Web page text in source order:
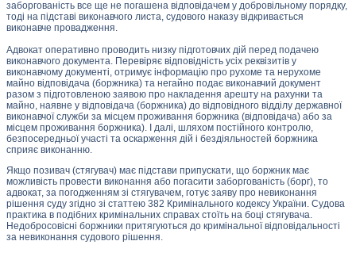
заборгованість все ще не погашена відповідачем у добровільному порядку,
тоді на підставі виконавчого листа, судового наказу відкривається
виконавче провадження.
Адвокат оперативно проводить низку підготовчих дій перед подачею
виконавчого документа. Перевіряє відповідність усіх реквізитів у
виконавчому документі, отримує інформацію про рухоме та нерухоме
майно відповідача (боржника) та негайно подає виконавчий документ
разом з підготовленою заявою про накладення арешту на рахунки та
майно, наявне у відповідача (боржника) до відповідного відділу державної
виконавчої служби за місцем проживання боржника (відповідача) або за
місцем проживання боржника). І далі, шляхом постійного контролю,
безпосередньої участі та оскарження дій і бездіяльностей боржника
сприяє виконанню.
Якщо позивач (стягувач) має підстави припускати, що боржник має
можливість провести виконання або погасити заборгованість (борг), то
адвокат, за погодженням зі стягувачем, готує заяву про невиконання
рішення суду згідно зі статтею 382 Кримінального кодексу України. Судова
практика в подібних кримінальних справах стоїть на боці стягувача.
Недобросовісні боржники притягуються до кримінальної відповідальності
за невиконання судового рішення.